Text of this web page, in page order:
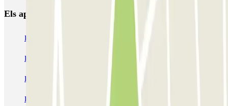
Els aparcaments
Pàrquing a Barcelona
Pàrquing a Aeroport de Barcelona-El Prat (BCN)
Pàrquing T1 AENA Aeropuerto Barcelona-El Prat
Pàrquing a Madrid